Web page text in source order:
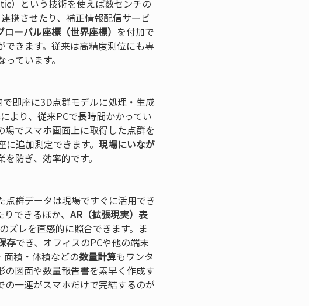
）という技術を使えば数センチの
携させたり、補正情報配信サービ
ローバル座標（世界座標） を付加で
きます。従来は高精度測位にも専
ています。
即座に3D点群モデルに処理・生成
より、従来PCで長時間かかってい
でスマホ画面上に取得した点群を
追加測定できます。 現場にいなが
防ぎ、効率的です。
点群データは現場ですぐに活用でき
できるほか、 AR（拡張現実）表
ズレを直感的に照合できます。ま
存でき、オフィスのPCや他の端末
面積・体積などの数量計算もワンタ
図面や数量報告書を素早く作成す
一連がスマホだけで完結するのが